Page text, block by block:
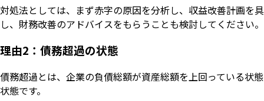
対処法としては、まず赤字の原因を分析し、収益改善計画を
し、財務改善のアドバイスをもらうことも検討してください。
理由2：債務超過の状態
債務超過とは、企業の負債総額が資産総額を上回っている状
状態です。